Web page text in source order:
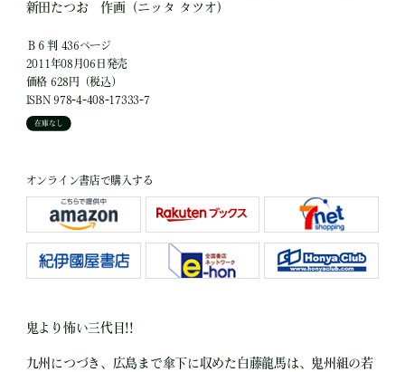
新田たつお 作画 （ニッタ タツオ）
Ｂ６判 436ページ
2011年08月06日発売
価格 628円（税込）
ISBN 978-4-408-17333-7
在庫なし
オンライン書店で購入する
鬼より怖い三代目!!
九州につづき、広島まで傘下に収めた白藤龍馬は、鬼州組の若